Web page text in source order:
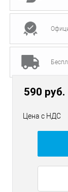
590 руб.
Цена с НДС